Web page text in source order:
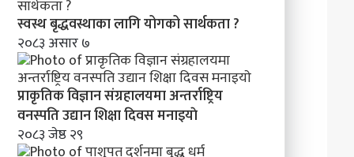
स्वस्थ बृद्धवस्थाका लागि योगको सार्थकता ?
२०८३ असार ७
प्राकृतिक विज्ञान संग्रहालयमा अन्तर्राष्ट्रिय
वनस्पति उद्यान शिक्षा दिवस मनाइयाे
२०८३ जेष्ठ २९